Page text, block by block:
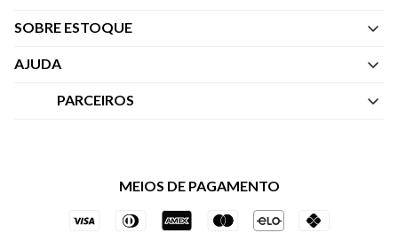
SOBRE ESTOQUE
Quem Somos
AJUDA
Central de Atendimento
Trocas e Devoluções
PARCEIROS
Vai de Visa
Azul Fidelidade
MEIOS DE PAGAMENTO